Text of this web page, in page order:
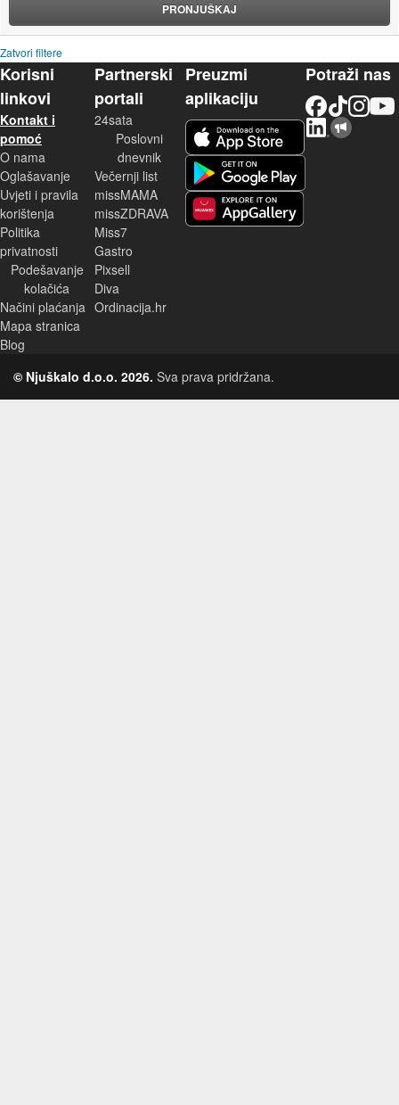
PRONJUŠKAJ
Zatvori filtere
Korisni
linkovi
Kontakt i
pomoć
O nama
Oglašavanje
Uvjeti i pravila
korištenja
Politika
privatnosti
Podešavanje
kolačića
Načini plaćanja
Mapa stranica
Blog
Partnerski
portali
24sata
Poslovni
dnevnik
Večernji list
missMAMA
missZDRAVA
Miss7
Gastro
Pixsell
Diva
Ordinacija.hr
Preuzmi
aplikaciju
Potraži nas
© Njuškalo d.o.o. 2026. Sva prava pridržana.